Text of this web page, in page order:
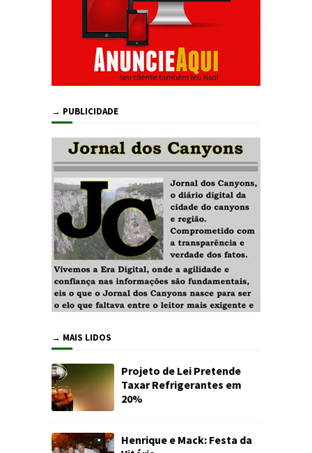
→ PUBLICIDADE
→ MAIS LIDOS
Projeto de Lei Pretende
Taxar Refrigerantes em
20%
Henrique e Mack: Festa da